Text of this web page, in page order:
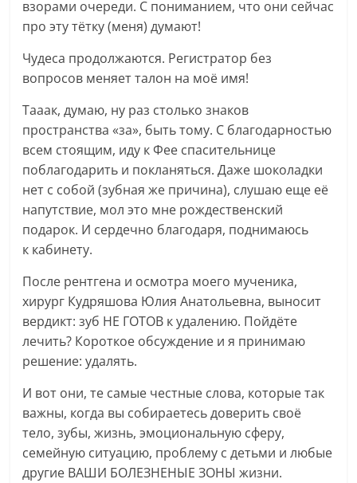
взорами очереди. С пониманием, что они сейчас
про эту тётку (меня) думают!
Чудеса продолжаются. Регистратор без
вопросов меняет талон на моё имя!
Тааак, думаю, ну раз столько знаков
пространства «за», быть тому. С благодарностью
всем стоящим, иду к Фее спасительнице
поблагодарить и покланяться. Даже шоколадки
нет с собой (зубная же причина), слушаю еще её
напутствие, мол это мне рождественский
подарок. И сердечно благодаря, поднимаюсь
к кабинету.
После рентгена и осмотра моего мученика,
хирург Кудряшова Юлия Анатольевна, выносит
вердикт: зуб НЕ ГОТОВ к удалению. Пойдёте
лечить? Короткое обсуждение и я принимаю
решение: удалять.
И вот они, те самые честные слова, которые так
важны, когда вы собираетесь доверить своё
тело, зубы, жизнь, эмоциональную сферу,
семейную ситуацию, проблему с детьми и любые
другие ВАШИ БОЛЕЗНЕНЫЕ ЗОНЫ жизни.